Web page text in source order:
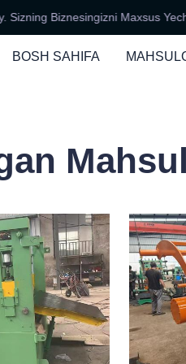
Maxsus
BOSH SAHIFA